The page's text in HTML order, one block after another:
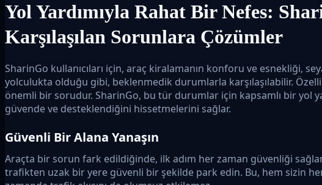
Yol Yardımıyla Rahat Bir Nefes:
Karşılaşılan Sorunlara Çözümler
SharinGo kullanıcıları için, araç kiralamanın konforu ve esnekliği,
yolculukta olduğu gibi, beklenmedik durumlarla karşılaşılabilir.
önemli bir sorudur. SharinGo, bu tür durumlar için kapsamlı bir yol
güvende ve desteklendiğini hissetmelerini sağlar.
Güvenli Bir Alana Yanaşın
Araçta bir sorun fark edildiğinde, ilk adım her zaman güvenliği
trafikten uzak bir yere güvenli bir şekilde park edin. Bu, hem sizin